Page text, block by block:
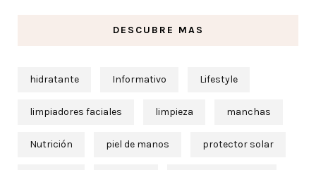
DESCUBRE MAS
hidratante Informativo Lifestyle
limpiadores faciales limpieza manchas
Nutrición piel de manos protector solar